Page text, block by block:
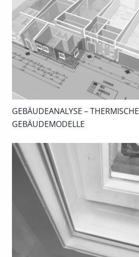
GEBÄUDEANALYSE – THERMISCHE
GEBÄUDEMODELLE